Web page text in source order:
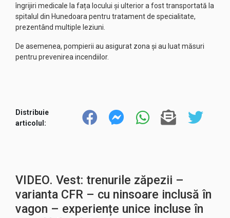
îngrijiri medicale la fața locului și ulterior a fost transportată la
spitalul din Hunedoara pentru tratament de specialitate,
prezentând multiple leziuni.
De asemenea, pompierii au asigurat zona și au luat măsuri
pentru prevenirea incendiilor.
Distribuie
articolul:
VIDEO. Vest: trenurile zăpezii –
varianta CFR – cu ninsoare inclusă în
vagon – experiențe unice incluse în